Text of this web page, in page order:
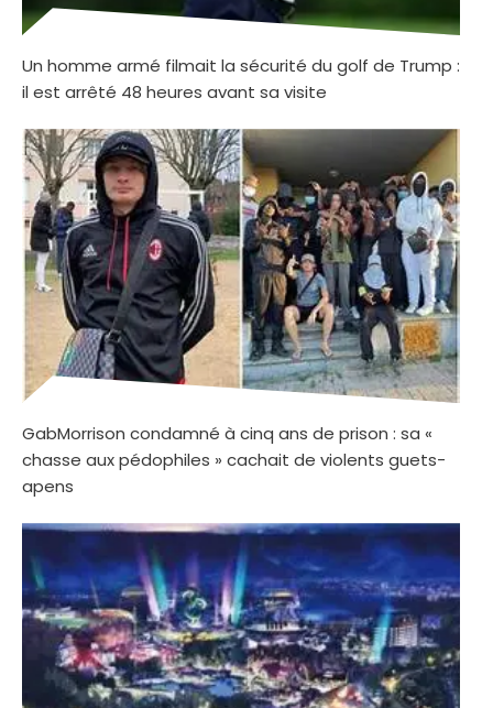
Un homme armé filmait la sécurité du golf de Trump :
il est arrêté 48 heures avant sa visite
GabMorrison condamné à cinq ans de prison : sa «
chasse aux pédophiles » cachait de violents guets-
apens